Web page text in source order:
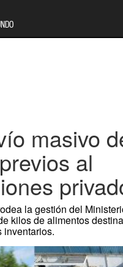
masivo
al
la gestión del
kilos de alimentos
inventarios.